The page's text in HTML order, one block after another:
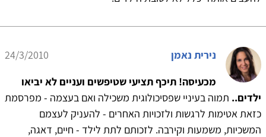
נירית נאמן
24/3/2010
מכעיסה! תיכף תציעי שטיפשים ועניים לא יביאו
ילדים.. תמוה בעיניי שפסיכולוגית משכילה ואם בעצמה - מפרסמת
כזאת אטימות לרגשות ולזכויות האחרים - להעניק לעצמם
המשכיות, משמעות וקירבה. לזכותם לתת לילד - חיים, דאגה,